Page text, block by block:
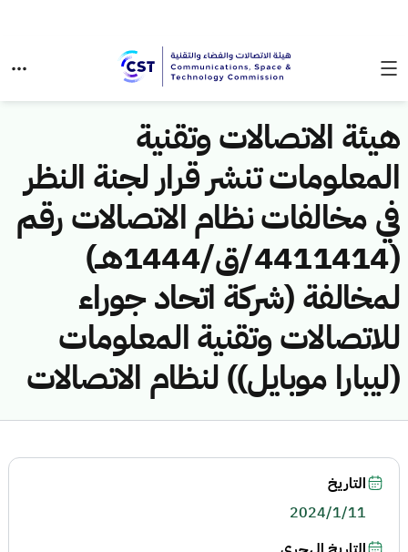
هيئة الاتصالات وتقنية
المعلومات تنشر قرار لجنة النظر
في مخالفات نظام الاتصالات رقم
(4411414/ق/1444هــ)
لمخالفة (شركة اتحاد جوراء
للاتصالات وتقنية المعلومات
(ليبارا موبايل)) لنظام الاتصالات
التاريخ
2024/1/11